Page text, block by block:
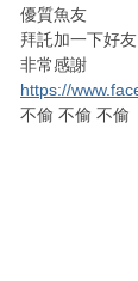
優質魚友
拜託加一下好友
非常感謝
https://
不偷 不偷 不偷